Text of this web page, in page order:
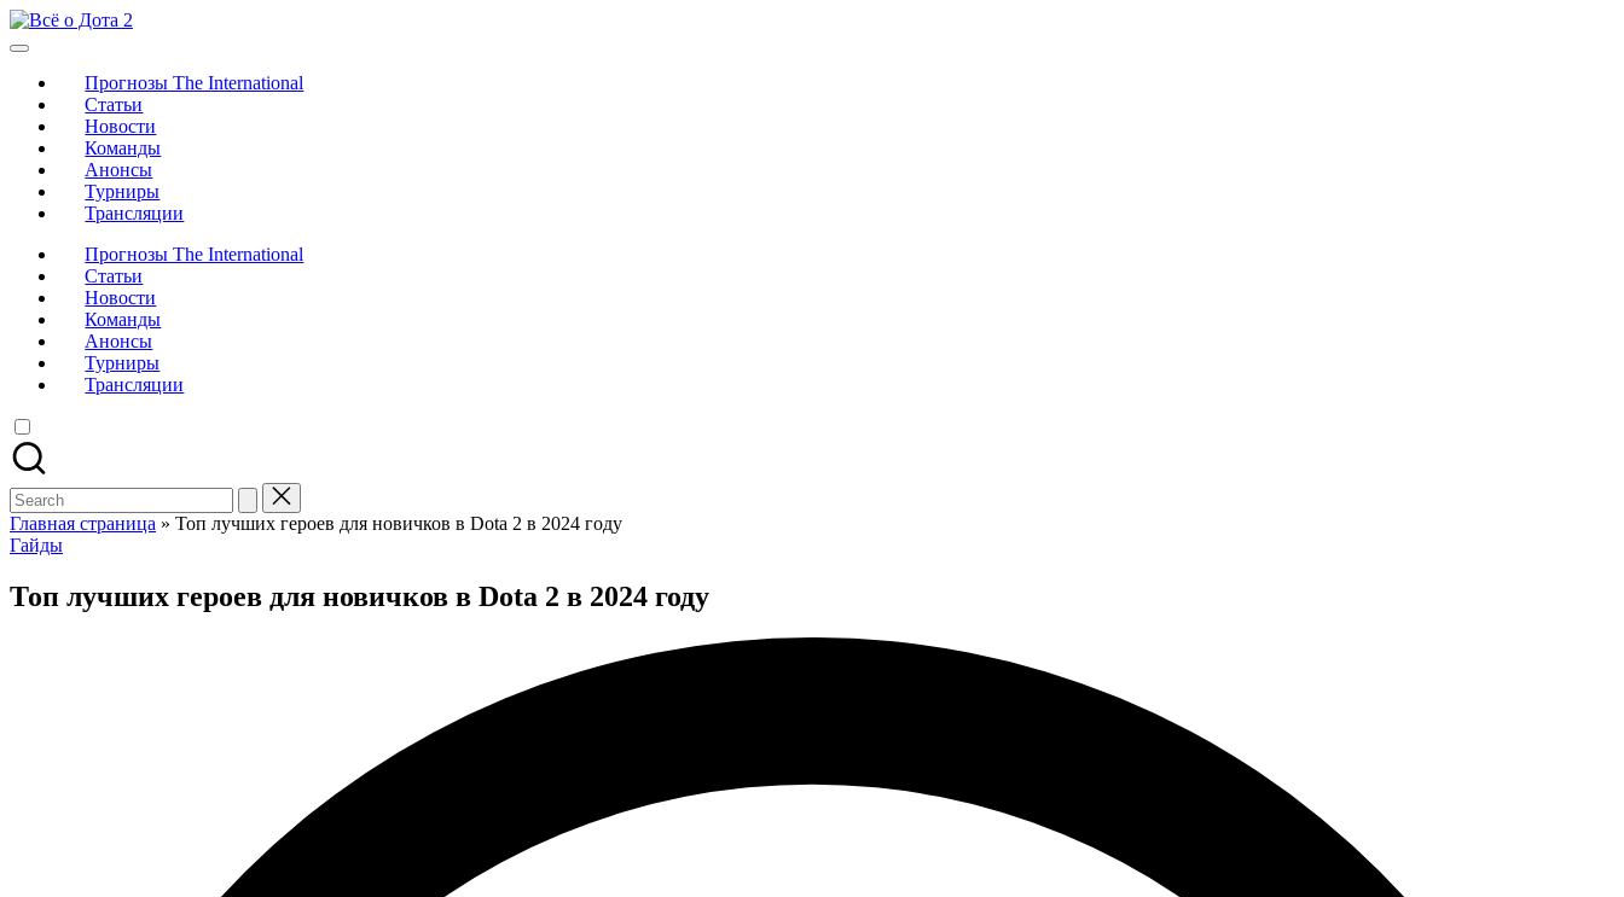
Skip
to
2
Новости,
прогнозыПрогнозы The International
Статьи
Новости
Команды
Анонсы
Турниры
Трансляции
Прогнозы The International
Статьи
Новости
Команды
Анонсы
Турниры
Трансляции
Search
for:
Главная страница » Топ лучших героев для новичков в Dota 2 в 2024 году
Posted
Гайды
Топ лучших героев для новичков в Dota 2 в 2024 году